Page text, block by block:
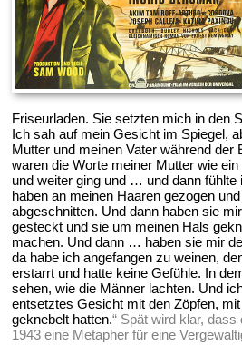
Friseurladen. Sie setzten mich in den
Ich sah auf mein Gesicht im Spiegel,
Mutter und meinen Vater während der
waren die Worte meiner Mutter wie
und weiter ging und … und dann
haben an meinen Haaren gezogen
abgeschnitten. Und dann haben sie
gesteckt und sie um meinen Hals
machen. Und dann … haben sie mir
da habe ich angefangen zu weinen,
erstarrt und hatte keine Gefühle. In
sehen, wie die Männer lachten. Und
entsetztes Gesicht mit den Zöpfen,
geknebelt hatten.“ Spät wird klar,
1943 eine Metapher für eine